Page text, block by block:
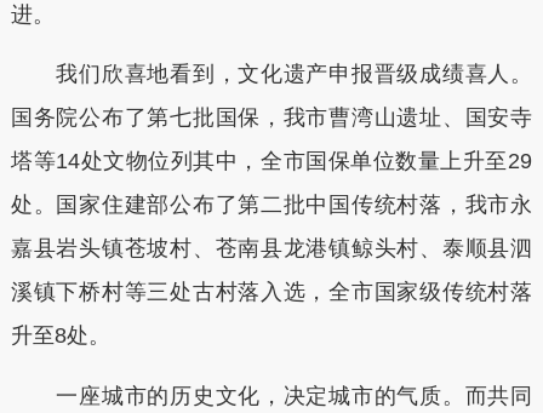
进。
我们欣喜地看到，文化遗产申报晋级成绩喜人。
国务院公布了第七批国保，我市曹湾山遗址、国安寺
塔等14处文物位列其中，全市国保单位数量上升至29
处。国家住建部公布了第二批中国传统村落，我市永
嘉县岩头镇苍坡村、苍南县龙港镇鲸头村、泰顺县泗
溪镇下桥村等三处古村落入选，全市国家级传统村落
升至8处。
一座城市的历史文化，决定城市的气质。而共同